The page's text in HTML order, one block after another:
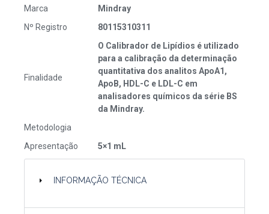
Marca
Mindray
Nº Registro
80115310311
Finalidade
O Calibrador de Lipídios é utilizado
para a calibração da determinação
quantitativa dos analitos ApoA1,
ApoB, HDL-C e LDL-C em
analisadores químicos da série BS
da Mindray.
Metodologia
Apresentação
5×1 mL
INFORMAÇÃO TÉCNICA